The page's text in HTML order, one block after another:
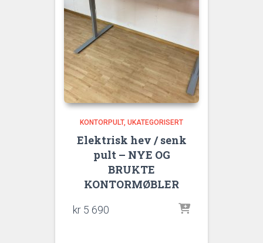
KONTORPULT UKATEGORISERT
Elektrisk hev / senk
pult – NYE OG
BRUKTE
KONTORMØBLER
kr 5 690